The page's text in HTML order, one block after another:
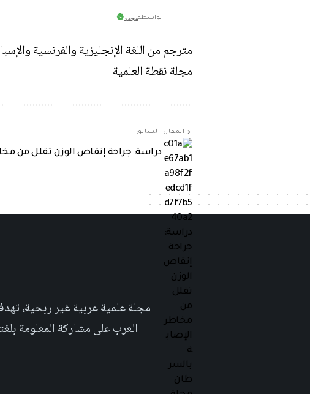
بواسطةمحمد
مترجم من اللغة الإنجليزية والفرنسية
مجلة نقطة العلمية
المقال السابق
دراسة: جراحة إنقاص الوزن تقلل من
العرب على مشاركة المعلومة بلغتهم الأم٬ حتى تأخد هذه اللغة دوراً اكبر على صعيد العلوم